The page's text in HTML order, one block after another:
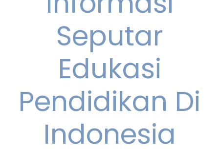
Seputar
Edukasi
Pendidikan Di
Indonesia